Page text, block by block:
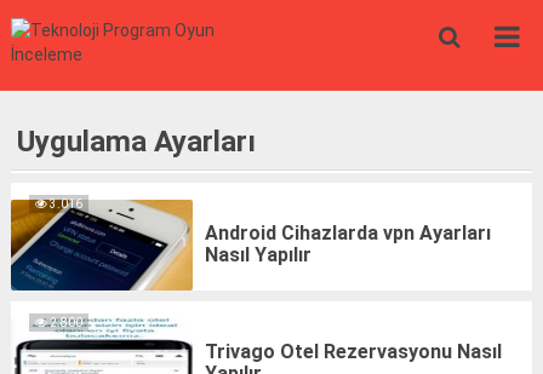
Uygulama Ayarları
3.016
Android Cihazlarda vpn Ayarları
Nasıl Yapılır
2.800
Trivago Otel Rezervasyonu Nasıl